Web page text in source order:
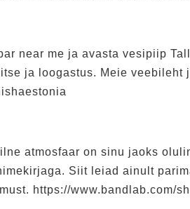
near me ja avasta vesipiip
ja loogastus. Meie veebileht
atmosfaar on sinu jaoks
Siit leiad ainult
https://www.bandlab.com/